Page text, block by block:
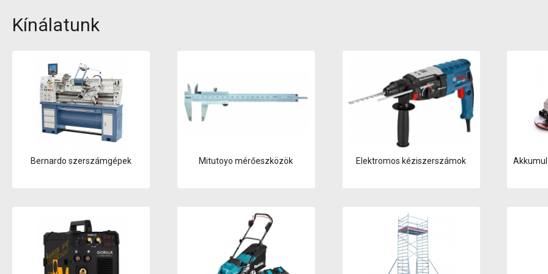
Kertészeti eszközök
Létrák, lépcsők és
hozzáférési felszerelések
Levegő előkészítése és
monitorozása
Lineáris mérési
Marás
Mérés és jelölés
MIG hegesztés
Munkaasztalok, tároló és
polcrendszer
Kínálatunk
Bernardo szerszámgépek Mitutoyo mérőeszközök Elektromos kéziszerszámok